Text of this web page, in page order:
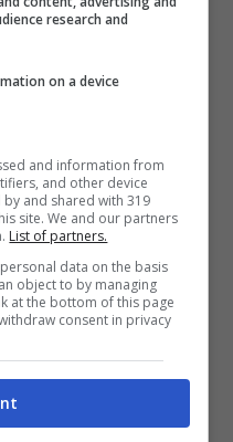
effettuata, pare
in Italia si sia
research and
on a device
and information from
and other device
and shared with 319
site. We and our partners
List of partners.
data on the basis
object to by managing
at the bottom of this page
consent in privacy